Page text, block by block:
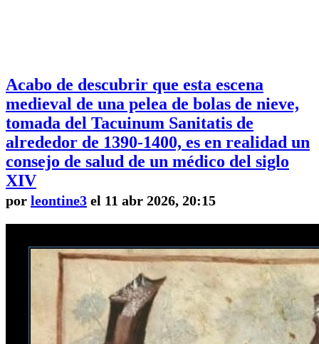
Acabo de descubrir que esta escena
medieval de una pelea de bolas de nieve,
tomada del Tacuinum Sanitatis de
alrededor de 1390-1400, es en realidad un
consejo de salud de un médico del siglo
XIV
por leontine3 el 11 abr 2026, 20:15